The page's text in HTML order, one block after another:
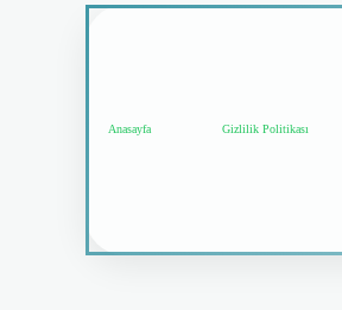
Anasayfa Gizlilik Politikası